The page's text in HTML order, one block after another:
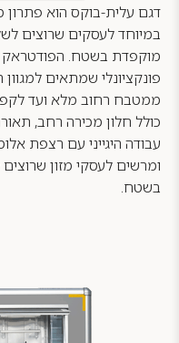
דגם עלית-בוקס הוא פתרון
במיוחד לעסקים שרוצים
מוקפדת בשטח. הפודטראק
פונקציונלי שמתאים
ממטבח רחוב מלא ועד לקפה
עבודה היגייני עם רצפת
ומרשים לעסקי מזון
בשטח.